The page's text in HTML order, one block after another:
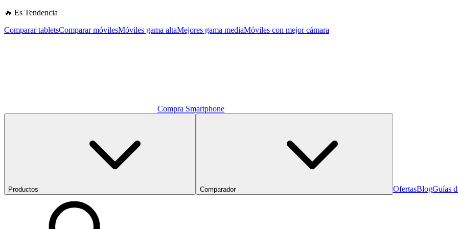
🔥 Es Tendencia
Comparar tabletsComparar móvilesMóviles gama altaMejores gama mediaMóviles con mejor cámara
Compra Smartphone
Productos Comparador OfertasBlogGuías